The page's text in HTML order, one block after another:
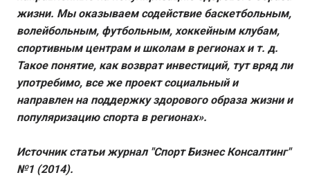
жизни. Мы оказываем содействие баскетбольным,
волейбольным, футбольным, хоккейным клубам,
спортивным центрам и школам в регионах и т. д.
Такое понятие, как возврат инвестиций, тут вряд ли
употребимо, все же проект социальный и
направлен на поддержку здорового образа жизни и
популяризацию спорта в регионах».
Источник статьи журнал "Спорт Бизнес Консалтинг"
№1 (2014).